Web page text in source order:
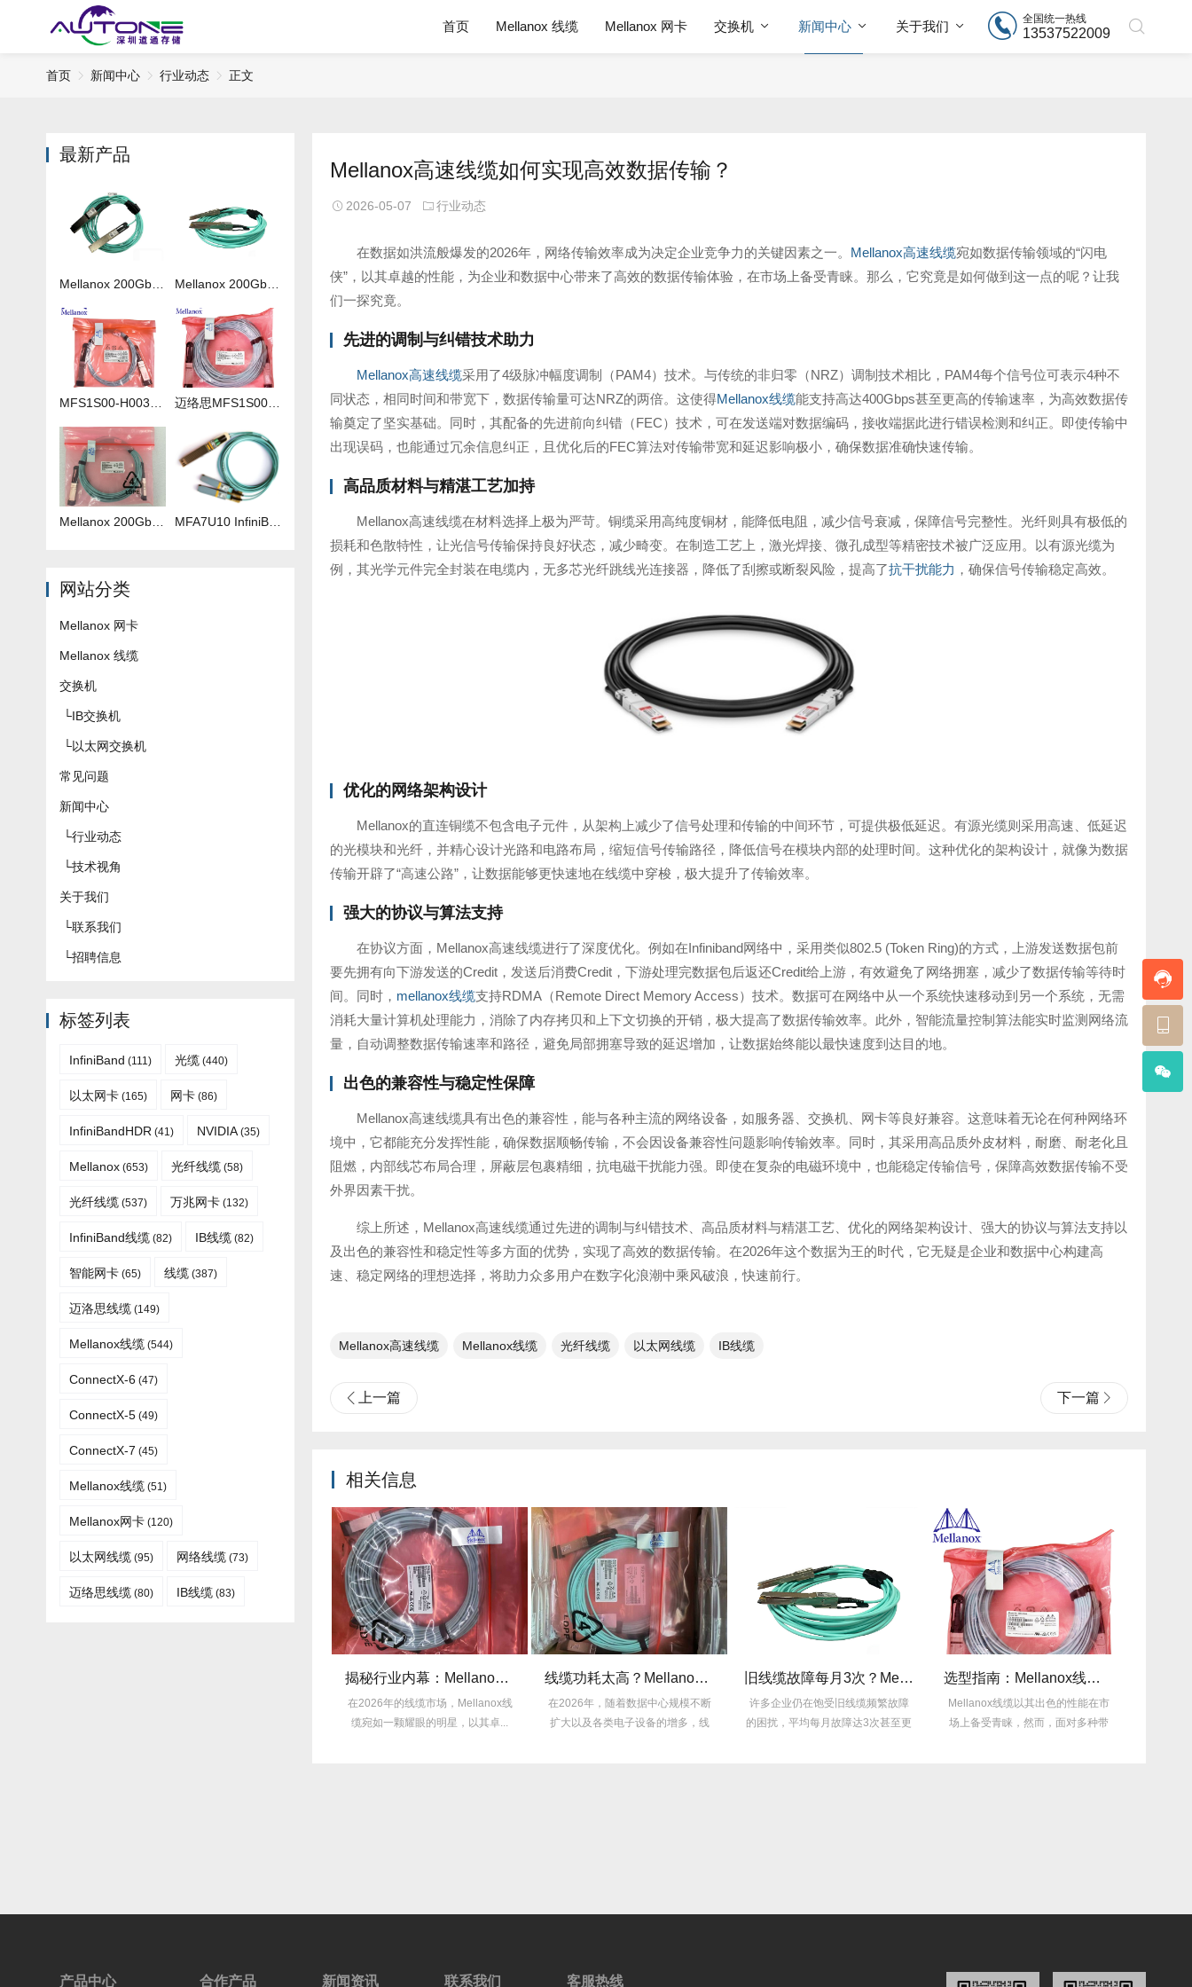
首页 Mellanox 线缆 Mellanox 网卡 交换机 新闻中心 关于我们
全国统一热线
13537522009
首页 新闻中心 行业动态 正文
Mellanox高速线缆如何实现高效数据传输？
2026-05-07 行业动态
在数据如洪流般爆发的2026年，网络传输效率成为决定企业竞争力的关键因素之一。 Mellanox高速线缆宛如数据传输领域的“闪电
侠”，以其卓越的性能，为企业和数据中心带来了高效的数据传输体验，在市场上备受青睐。那么，它究竟是如何做到这一点的呢？让我
们一探究竟。
先进的调制与纠错技术助力
Mellanox高速线缆采用了4级脉冲幅度调制（PAM4）技术。与传统的非归零（NRZ）调制技术相比，PAM4每个信号位可表示4种不
同状态，相同时间和带宽下，数据传输量可达NRZ的两倍。这使得Mellanox线缆能支持高达400Gbps甚至更高的传输速率，为高效数据传
输奠定了坚实基础。同时，其配备的先进前向纠错（FEC）技术，可在发送端对数据编码，接收端据此进行错误检测和纠正。即使传输中
出现误码，也能通过冗余信息纠正，且优化后的FEC算法对传输带宽和延迟影响极小，确保数据准确快速传输。
高品质材料与精湛工艺加持
Mellanox高速线缆在材料选择上极为严苛。铜缆采用高纯度铜材，能降低电阻，减少信号衰减，保障信号完整性。光纤则具有极低的
损耗和色散特性，让光信号传输保持良好状态，减少畸变。在制造工艺上，激光焊接、微孔成型等精密技术被广泛应用。以有源光缆为
例，其光学元件完全封装在电缆内，无多芯光纤跳线光连接器，降低了刮擦或断裂风险，提高了抗干扰能力 ，确保信号传输稳定高效。
优化的网络架构设计
Mellanox的直连铜缆不包含电子元件，从架构上减少了信号处理和传输的中间环节，可提供极低延迟。有源光缆则采用高速、低延迟
的光模块和光纤，并精心设计光路和电路布局，缩短信号传输路径，降低信号在模块内部的处理时间。这种优化的架构设计，就像为数据
传输开辟了“高速公路”，让数据能够更快速地在线缆中穿梭，极大提升了传输效率。
强大的协议与算法支持
在协议方面，Mellanox高速线缆进行了深度优化。例如在Infiniband网络中，采用类似802.5 (Token Ring)的方式，上游发送数据包前
要先拥有向下游发送的Credit，发送后消费Credit，下游处理完数据包后返还Credit给上游，有效避免了网络拥塞，减少了数据传输等待时
间。同时， mellanox线缆支持RDMA（Remote Direct Memory Access）技术。数据可在网络中从一个系统快速移动到另一个系统，无需
消耗大量计算机处理能力，消除了内存拷贝和上下文切换的开销，极大提高了数据传输效率。此外，智能流量控制算法能实时监测网络流
量，自动调整数据传输速率和路径，避免局部拥塞导致的延迟增加，让数据始终能以最快速度到达目的地。
出色的兼容性与稳定性保障
Mellanox高速线缆具有出色的兼容性，能与各种主流的网络设备，如服务器、交换机、网卡等良好兼容。这意味着无论在何种网络环
境中，它都能充分发挥性能，确保数据顺畅传输，不会因设备兼容性问题影响传输效率。同时，其采用高品质外皮材料，耐磨、耐老化且
阻燃，内部线芯布局合理，屏蔽层包裹精细，抗电磁干扰能力强。即使在复杂的电磁环境中，也能稳定传输信号，保障高效数据传输不受
外界因素干扰。
综上所述，Mellanox高速线缆通过先进的调制与纠错技术、高品质材料与精湛工艺、优化的网络架构设计、强大的协议与算法支持以
及出色的兼容性和稳定性等多方面的优势，实现了高效的数据传输。在2026年这个数据为王的时代，它无疑是企业和数据中心构建高
速、稳定网络的理想选择，将助力众多用户在数字化浪潮中乘风破浪，快速前行。
Mellanox高速线缆 Mellanox线缆 光纤线缆​ 以太网线缆 IB线缆
上一篇 下一篇
相关信息
揭秘行业内幕：Mellanox线缆为何比同类产品耐用3倍？
在2026年的线缆市场，Mellanox线
缆宛如一颗耀眼的明星，以其卓...
线缆功耗太高？Mellanox线缆低功耗方案能省多少电费？
在2026年，随着数据中心规模不断
扩大以及各类电子设备的增多，线
旧线缆故障每月3次？Mellanox线缆全年零故障，太省心！
许多企业仍在饱受旧线缆频繁故障
的困扰，平均每月故障达3次甚至更
选型指南：Mellanox线缆带宽怎么选？看完这篇不纠结！
Mellanox线缆以其出色的性能在市
场上备受青睐，然而，面对多种带
最新产品
网站分类
Mellanox 网卡
Mellanox 线缆
交换机
└IB交换机
└以太网交换机
常见问题
新闻中心
└行业动态
└技术视角
关于我们
└联系我们
└招聘信息
标签列表
InfiniBand (111) 光缆 (440)
以太网卡 (165) 网卡 (86)
InfiniBandHDR (41) NVIDIA(35)
Mellanox (653) 光纤线缆 (58)
光纤线缆​ (537) 万兆网卡 (132)
InfiniBand线缆 (82) IB线缆 (82)
智能网卡 (65) 线缆 (387)
迈洛思线缆 (149)
Mellanox线缆 (544)
ConnectX-6 (47)
ConnectX-5 (49)
ConnectX-7 (45)
Mellanox线缆​ (51)
Mellanox网卡 (120)
以太网线缆 (95) 网络线缆 (73)
迈络思线缆 (80) IB线缆​ (83)
产品中心 合作产品 新闻资讯 联系我们 客服热线